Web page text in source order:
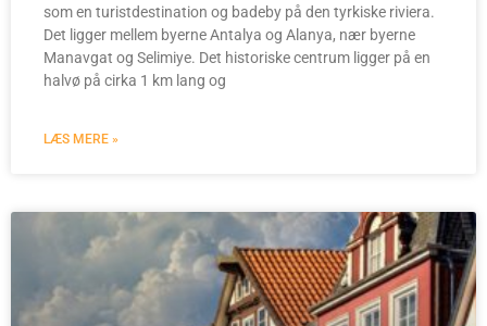
som en turistdestination og badeby på den tyrkiske riviera.
Det ligger mellem byerne Antalya og Alanya, nær byerne
Manavgat og Selimiye. Det historiske centrum ligger på en
halvø på cirka 1 km lang og
LÆS MERE »